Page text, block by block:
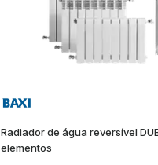
Radiador de água reversível
elementos